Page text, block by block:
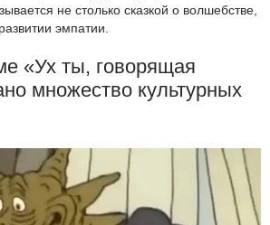
не столько сказкой о волшебстве,
эмпатии.
«Ух ты, говорящая
множество культурных